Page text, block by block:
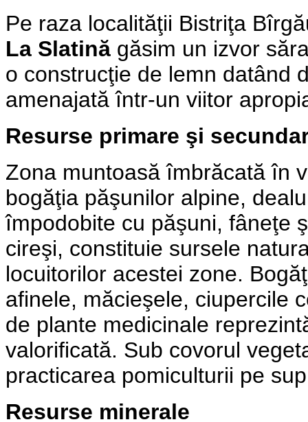
Pe raza localităţii Bistriţa
La Slatină găsim un izvor
o construcţie de lemn datând
amenajată într-un viitor
Resurse primare şi
Zona muntoasă îmbrăcată în
bogăţia păşunilor alpine,
împodobite cu păşuni, fâneţe
cireşi, constituie sursele
locuitorilor acestei zone.
afinele, măcieşele, ciupercile
de plante medicinale
valorificată. Sub covorul
practicarea pomiculturii pe
Resurse minerale